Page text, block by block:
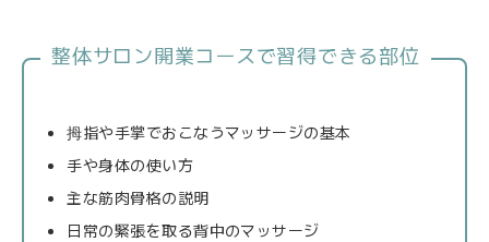
整体サロン開業コースで習得できる部位
拇指や手掌でおこなうマッサージの基本
手や身体の使い方
主な筋肉骨格の説明
日常の緊張を取る背中のマッサージ